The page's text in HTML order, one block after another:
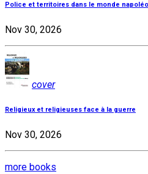
Police et territoires dans le monde
Nov 30, 2026
cover
Religieux et religieuses face à la guerre
Nov 30, 2026
more books